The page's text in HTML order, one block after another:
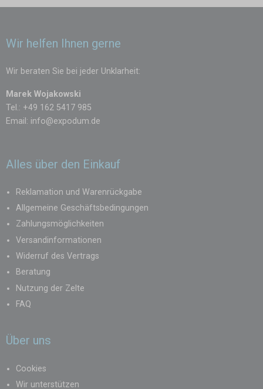
Wir helfen Ihnen gerne
Wir beraten Sie bei jeder Unklarheit:
Marek Wojakowski
Tel.: +49 162 5417 985
Email: info@expodum.de
Alles über den Einkauf
Reklamation und Warenrückgabe
Allgemeine Geschäftsbedingungen
Zahlungsmöglichkeiten
Versandinformationen
Widerruf des Vertrags
Beratung
Nutzung der Zelte
FAQ
Über uns
Cookies
Wir unterstützen